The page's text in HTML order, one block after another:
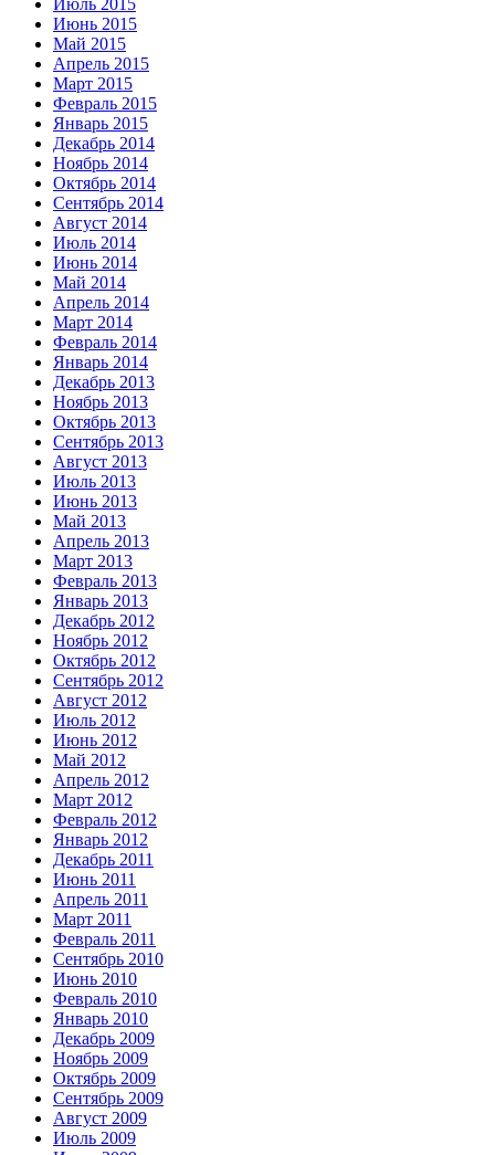
Июль 2015
Июнь 2015
Май 2015
Апрель 2015
Март 2015
Февраль 2015
Январь 2015
Декабрь 2014
Ноябрь 2014
Октябрь 2014
Сентябрь 2014
Август 2014
Июль 2014
Июнь 2014
Май 2014
Апрель 2014
Март 2014
Февраль 2014
Январь 2014
Декабрь 2013
Ноябрь 2013
Октябрь 2013
Сентябрь 2013
Август 2013
Июль 2013
Июнь 2013
Май 2013
Апрель 2013
Март 2013
Февраль 2013
Январь 2013
Декабрь 2012
Ноябрь 2012
Октябрь 2012
Сентябрь 2012
Август 2012
Июль 2012
Июнь 2012
Май 2012
Апрель 2012
Март 2012
Февраль 2012
Январь 2012
Декабрь 2011
Июнь 2011
Апрель 2011
Март 2011
Февраль 2011
Сентябрь 2010
Июнь 2010
Февраль 2010
Январь 2010
Декабрь 2009
Ноябрь 2009
Октябрь 2009
Сентябрь 2009
Август 2009
Июль 2009